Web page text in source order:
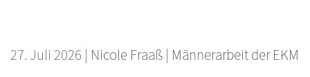
27. Juli 2026 | Nicole Fraaß | Männerarbeit der EKM